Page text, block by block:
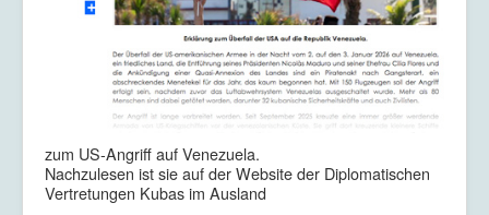
zum US-Angriff auf Venezuela.
Nachzulesen ist sie auf der Website der Diplomatischen
Vertretungen Kubas im Ausland